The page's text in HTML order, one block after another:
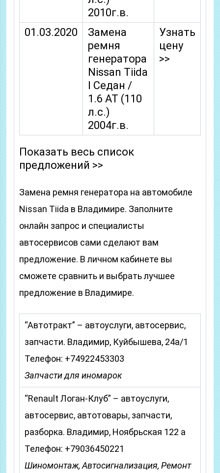
2010г.в.
01.03.2020
Замена
ремня
генератора
Nissan Tiida
I Седан /
1.6 AT (110
л.с.)
2004г.в.
Узнать
цену
>>
Показать весь список
предложений >>
Замена ремня генератора на автомобиле
Nissan Tiida в Владимире. Заполните
онлайн запрос и специалисты
автосервисов сами сделают вам
предложение. В личном кабинете вы
сможете сравнить и выбрать лучшее
предложение в Владимире.
“Автотракт” – автоуслуги, автосервис,
запчасти. Владимир, Куйбышева, 24а/1
Телефон: +74922453303
Запчасти для иномарок
“Renault Логан-Клуб” – автоуслуги,
автосервис, автотовары, запчасти,
разборка. Владимир, Ноябрьская 122 а
Телефон: +79036450221
Шиномонтаж, Автосигнализация, Ремонт